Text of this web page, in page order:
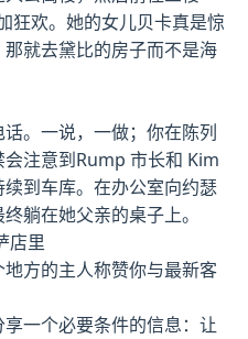
狂欢。她的女儿贝卡真是惊
就去黛比的房子而不是海
。一说，一做；你在陈列
注意到Rump 市长和 Kim
到车库。在办公室向约瑟
躺在她父亲的桌子上。
店里
方的主人称赞你与最新客
一个必要条件的信息：让